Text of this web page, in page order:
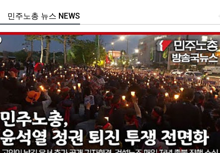
주노총 뉴스 NEWS